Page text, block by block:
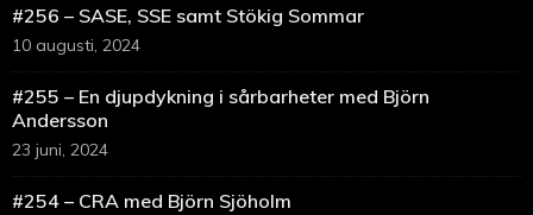
#256 – SASE, SSE samt Stökig Sommar
10 augusti, 2024
#255 – En djupdykning i sårbarheter med Björn
Andersson
23 juni, 2024
#254 – CRA med Björn Sjöholm